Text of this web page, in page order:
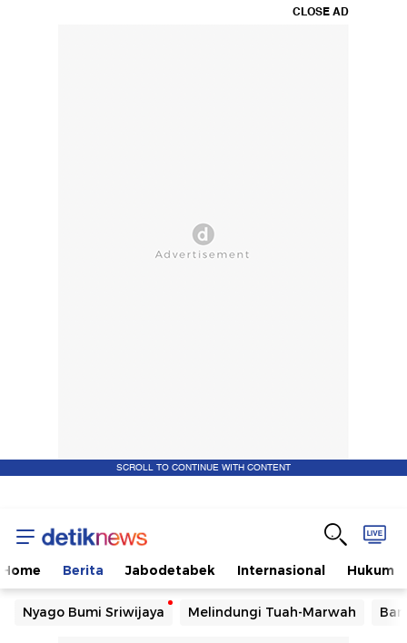
CLOSE AD
SCROLL TO CONTINUE WITH CONTENT
Home Berita Jabodetabek Internasional Hukum
Nyago Bumi Sriwijaya Melindungi Tuah-Marwah